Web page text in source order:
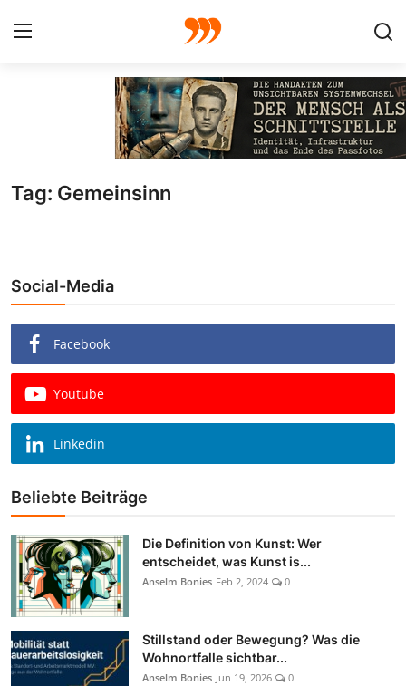
Galerie
Redaktion
Beiträge
Vorproduktion
Tag: Gemeinsinn
Social-Media
Facebook
Youtube
Linkedin
Beliebte Beiträge
Die Definition von Kunst: Wer
entscheidet, was Kunst is...
Anselm Bonies Feb 2, 2024 0
Stillstand oder Bewegung? Was die
Wohnortfalle sichtbar...
Anselm Bonies Jun 19, 2026 0